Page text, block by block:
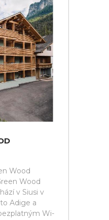
Wood
Wood
v Siusi v
Adige a
Wi-